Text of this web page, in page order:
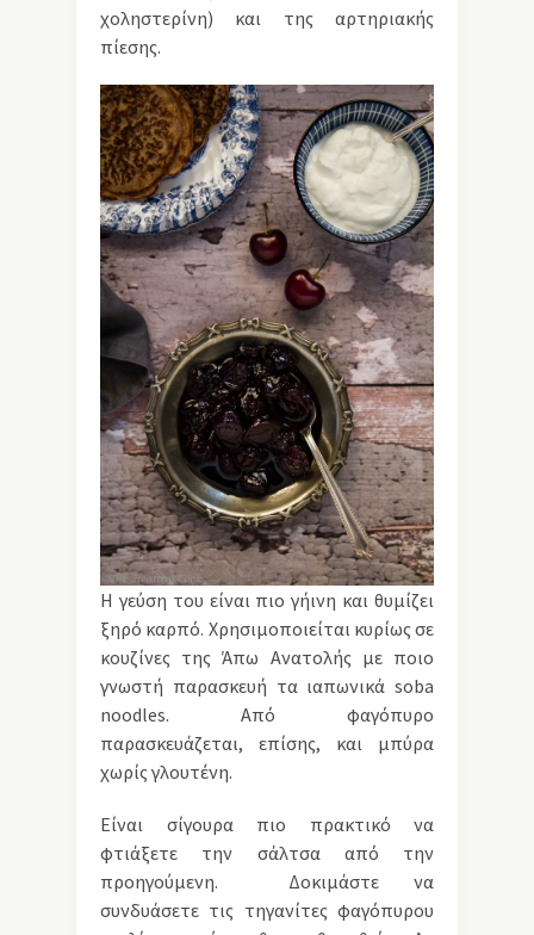
χοληστερίνη) και της αρτηριακής
πίεσης.
Η γεύση του είναι πιο γήινη και θυμίζει
ξηρό καρπό. Χρησιμοποιείται κυρίως σε
κουζίνες της Άπω Ανατολής με ποιο
γνωστή παρασκευή τα ιαπωνικά soba
noodles. Από φαγόπυρο
παρασκευάζεται, επίσης, και μπύρα
χωρίς γλουτένη.
Είναι σίγουρα πιο πρακτικό να
φτιάξετε την σάλτσα από την
προηγούμενη. Δοκιμάστε να
συνδυάσετε τις τηγανίτες φαγόπυρου